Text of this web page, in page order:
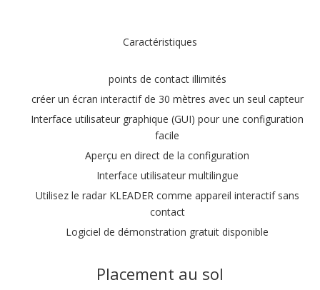
Caractéristiques
points de contact illimités
créer un écran interactif de 30 mètres avec un seul capteur
Interface utilisateur graphique (GUI) pour une configuration
facile
Aperçu en direct de la configuration
Interface utilisateur multilingue
Utilisez le radar KLEADER comme appareil interactif sans
contact
Logiciel de démonstration gratuit disponible
Placement au sol